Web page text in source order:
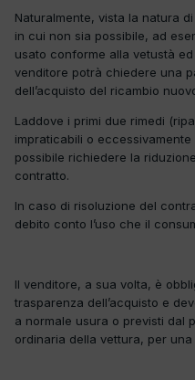
Naturalmente, vista la natura
in cui non sia possibile, ad
usato conforme alla vetustà
venditore potrà chiedere una
dell’acquisto del ricambio
Laddove i primi due rimedi
impraticabili o
possibile richiedere la
contratto.
In caso di risoluzione del
debito conto l’uso che il
Il venditore, a sua volta, è
trasparenza dell’acquisto e
a normale usura o previsti dal
ordinaria della vettura, per una